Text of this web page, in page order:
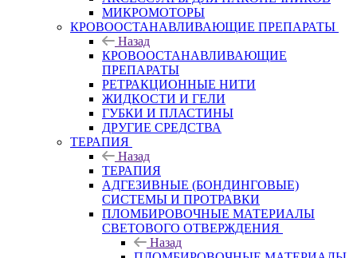
МИКРОМОТОРЫ
КРОВООСТАНАВЛИВАЮЩИЕ ПРЕПАРАТЫ
Назад
КРОВООСТАНАВЛИВАЮЩИЕ
ПРЕПАРАТЫ
РЕТРАКЦИОННЫЕ НИТИ
ЖИДКОСТИ И ГЕЛИ
ГУБКИ И ПЛАСТИНЫ
ДРУГИЕ СРЕДСТВА
ТЕРАПИЯ
Назад
ТЕРАПИЯ
АДГЕЗИВНЫЕ (БОНДИНГОВЫЕ)
СИСТЕМЫ И ПРОТРАВКИ
ПЛОМБИРОВОЧНЫЕ МАТЕРИАЛЫ
СВЕТОВОГО ОТВЕРЖДЕНИЯ
Назад